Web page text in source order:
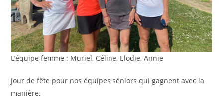
L’équipe femme : Muriel, Céline, Elodie, Annie
Jour de fête pour nos équipes séniors qui gagnent avec la
manière.